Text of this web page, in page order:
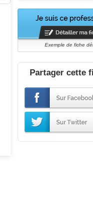
Exemple de fiche
Partager cette